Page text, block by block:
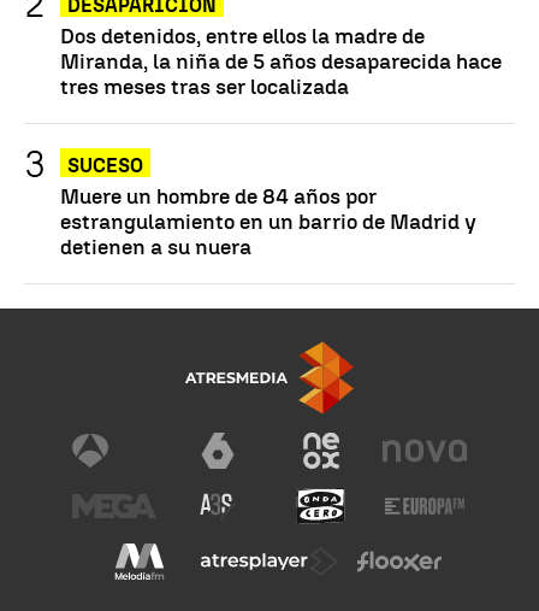
DESAPARICIÓN
Dos detenidos, entre ellos la madre de
Miranda, la niña de 5 años desaparecida hace
tres meses tras ser localizada
SUCESO
Muere un hombre de 84 años por
estrangulamiento en un barrio de Madrid y
detienen a su nuera